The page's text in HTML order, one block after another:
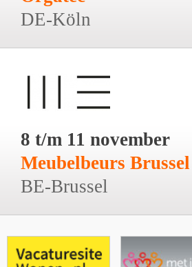
DE-Köln
8 t/m 11 november
Meubelbeurs Brussel
BE-Brussel